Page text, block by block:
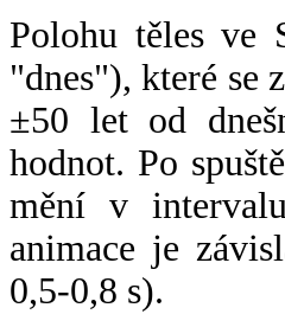
Polohu těles ve
"dnes"), které se
±50 let od
hodnot. Po
mění v
animace je
0,5-0,8 s).